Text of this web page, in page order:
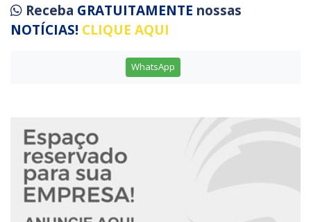
Receba GRATUITAMENTE nossas
NOTÍCIAS! CLIQUE AQUI
WhatsApp